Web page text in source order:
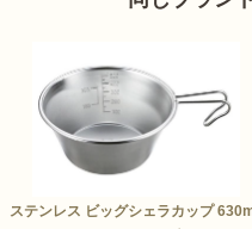
ステンレス ビッグシェラカップ